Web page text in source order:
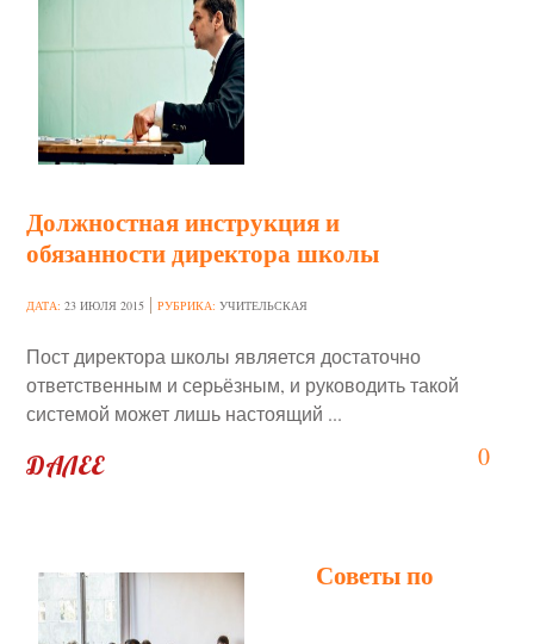
Должностная инструкция и
обязанности директора школы
ДАТА:23 ИЮЛЯ 2015 РУБРИКА:УЧИТЕЛЬСКАЯ
0
Пост директора школы является достаточно
ответственным и серьёзным, и руководить такой
системой может лишь настоящий ...
ДАЛЕЕ
Советы по